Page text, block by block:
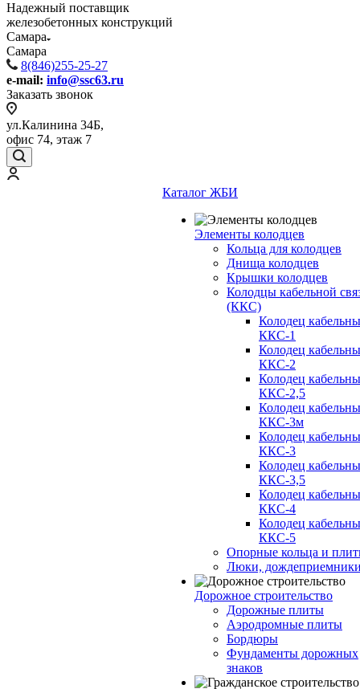
Надежный поставщик
железобетонных конструкций
Самара
Самара
8(846)255-25-27
e-mail: info@ssc63.ru
Заказать звонок
ул.Калинина 34Б,
офис 74, этаж 7
Каталог ЖБИ
Элементы колодцев
Кольца для колодцев
Днища колодцев
Крышки колодцев
Колодцы кабельной
(ККС)
Колодец
ККС-1
Колодец
ККС-2
Колодец
ККС-2,5
Колодец
ККС-3м
Колодец
ККС-3
Колодец
ККС-3,5
Колодец
ККС-4
Колодец
ККС-5
Опорные кольца и
Люки,
Дорожное строительство
Дорожные плиты
Аэродромные плиты
Бордюры
Фундаменты дорожных
знаков